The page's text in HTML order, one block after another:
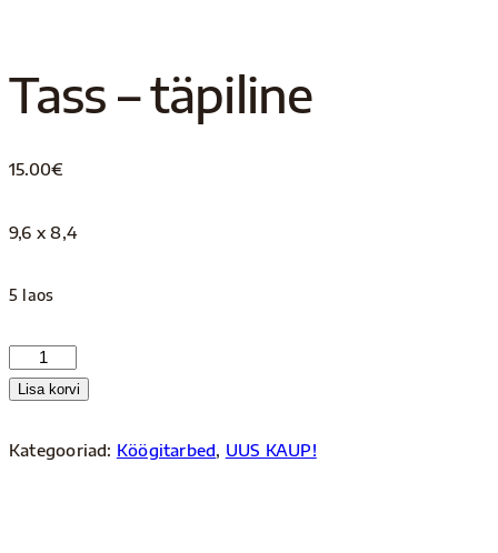
Tass – täpiline
15.00€
9,6 x 8,4
5 laos
Tass
–
kogus
Lisa korvi
Kategooriad: Köögitarbed, UUS KAUP!